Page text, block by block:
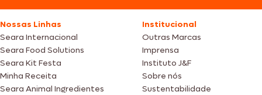
Nossas Linhas
Seara Internacional
Seara Food Solutions
Seara Kit Festa
Minha Receita
Seara Animal Ingredientes
Institucional
Outras Marcas
Imprensa
Instituto J&F
Sobre nós
Sustentabilidade